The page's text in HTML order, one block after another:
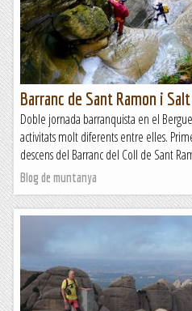
Barranc de Sant Ramon i
Doble jornada barranquista en el
activitats molt diferents entre elles.
descens del Barranc del Coll de Sant
Blog de muntanya